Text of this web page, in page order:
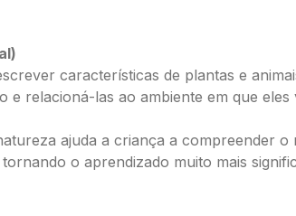
características de plantas e
e relacioná-las ao ambiente em que eles
ajuda a criança a compreender
o aprendizado muito mais